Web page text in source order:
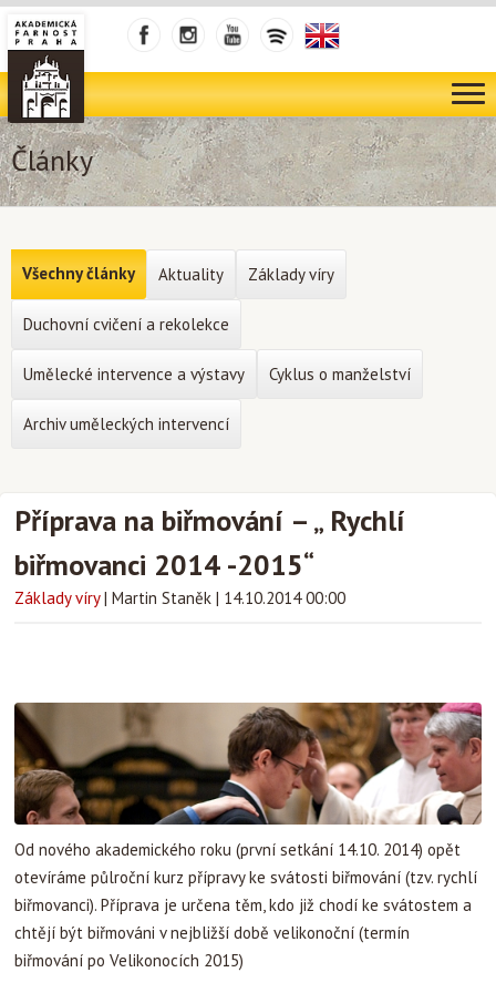
Články
Příprava na biřmování – „ Rychlí
biřmovanci 2014 -2015“
Základy víry | Martin Staněk | 14.10.2014 00:00
Od nového akademického roku (první setkání 14.10. 2014) opět
otevíráme půlroční kurz přípravy ke svátosti biřmování (tzv. rychlí
biřmovanci). Příprava je určena těm, kdo již chodí ke svátostem a
chtějí být biřmováni v nejbližší době velikonoční (termín
biřmování po Velikonocích 2015)
Všechny články Aktuality Základy víry
Duchovní cvičení a rekolekce
Umělecké intervence a výstavy Cyklus o manželství
Archiv uměleckých intervencí